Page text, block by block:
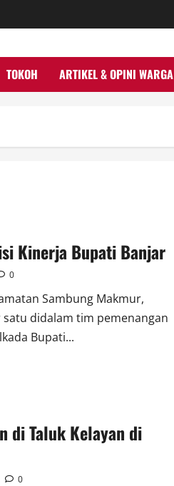
TOKOH ARTIKEL & OPINI WARGA
Kinerja Bupati Banjar
0
Sambung Makmur,
didalam tim pemenangan
Bupati...
di Taluk Kelayan di
0